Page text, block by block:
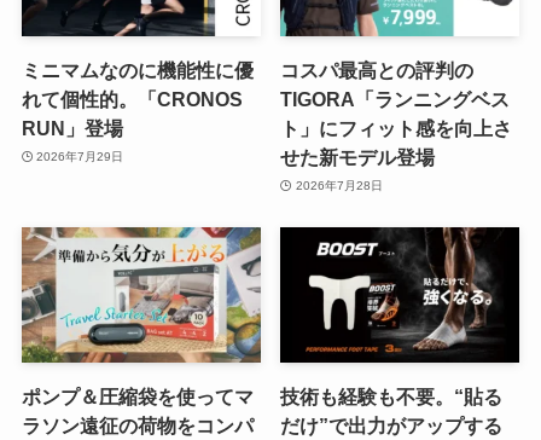
ミニマムなのに機能性に優
れて個性的。「CRONOS
RUN」登場
2026年7月29日
コスパ最高との評判の
TIGORA「ランニングベス
ト」にフィット感を向上さ
せた新モデル登場
2026年7月28日
ポンプ＆圧縮袋を使ってマ
ラソン遠征の荷物をコンパ
技術も経験も不要。“貼る
だけ”で出力がアップする